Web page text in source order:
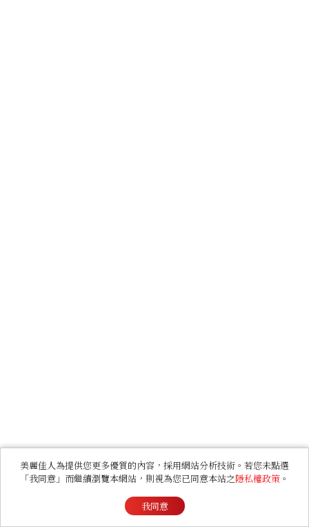
美麗佳人為提供您更多優質的內容，採用網站分析技術。若您未點選
「我同意」而繼續瀏覽本網站，則視為您已同意本站之隱私權政策 。
我同意